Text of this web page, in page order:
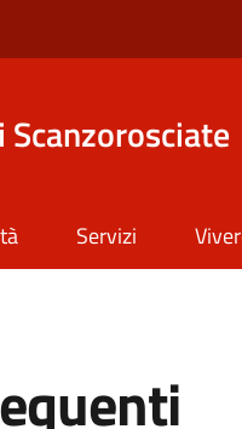
Scanzorosciate
Servizi